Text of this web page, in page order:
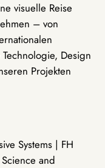
visuelle Reise
– von
Design
Projekten
Systems | FH
and